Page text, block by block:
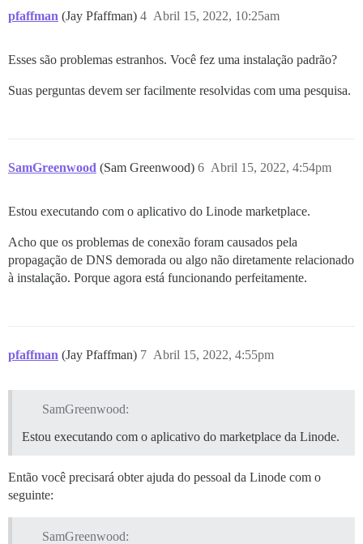
pfaffman (Jay Pfaffman) Abril 15, 2022, 10:25am
4
Esses são problemas estranhos. Você fez uma instalação padrão?
Suas perguntas devem ser facilmente resolvidas com uma pesquisa.
SamGreenwood (Sam Greenwood) Abril 15, 2022, 4:54pm
6
Estou executando com o aplicativo do Linode marketplace.
Acho que os problemas de conexão foram causados pela
propagação de DNS demorada ou algo não diretamente relacionado
à instalação. Porque agora está funcionando perfeitamente.
pfaffman (Jay Pfaffman) Abril 15, 2022, 4:55pm
7
SamGreenwood:
Estou executando com o aplicativo do marketplace da Linode.
Então você precisará obter ajuda do pessoal da Linode com o
seguinte:
SamGreenwood: